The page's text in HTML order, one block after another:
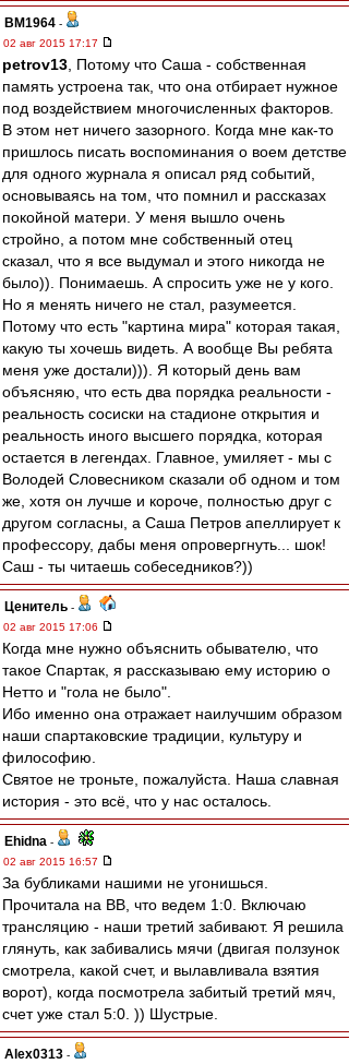
BM1964 -
02 авг 2015 17:17
petrov13 , Потому что Саша - собственная
память устроена так, что она отбирает нужное
под воздействием многочисленных факторов.
В этом нет ничего зазорного. Когда мне как-то
пришлось писать воспоминания о воем детстве
для одного журнала я описал ряд событий,
основываясь на том, что помнил и рассказах
покойной матери. У меня вышло очень
стройно, а потом мне собственный отец
сказал, что я все выдумал и этого никогда не
было)). Понимаешь. А спросить уже не у кого.
Но я менять ничего не стал, разумеется.
Потому что есть "картина мира" которая такая,
какую ты хочешь видеть. А вообще Вы ребята
меня уже достали))). Я который день вам
объясняю, что есть два порядка реальности -
реальность сосиски на стадионе открытия и
реальность иного высшего порядка, которая
остается в легендах. Главное, умиляет - мы с
Володей Словесником сказали об одном и том
же, хотя он лучше и короче, полностью друг с
другом согласны, а Саша Петров апеллирует к
профессору, дабы меня опровергнуть... шок!
Саш - ты читаешь собеседников?))
Ценитель -
02 авг 2015 17:06
Когда мне нужно объяснить обывателю, что
такое Спартак, я рассказываю ему историю о
Нетто и "гола не было".
Ибо именно она отражает наилучшим образом
наши спартаковские традиции, культуру и
философию.
Святое не троньте, пожалуйста. Наша славная
история - это всё, что у нас осталось.
Ehidna -
02 авг 2015 16:57
За бубликами нашими не угонишься.
Прочитала на ВВ, что ведем 1:0. Включаю
трансляцию - наши третий забивают. Я решила
глянуть, как забивались мячи (двигая ползунок
смотрела, какой счет, и вылавливала взятия
ворот), когда посмотрела забитый третий мяч,
счет уже стал 5:0. )) Шустрые.
Alex0313 -